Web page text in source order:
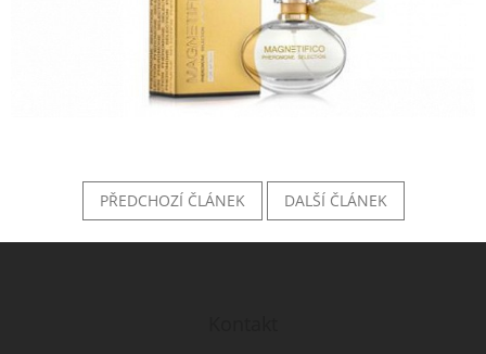
PŘEDCHOZÍ ČLÁNEK DALŠÍ ČLÁNEK